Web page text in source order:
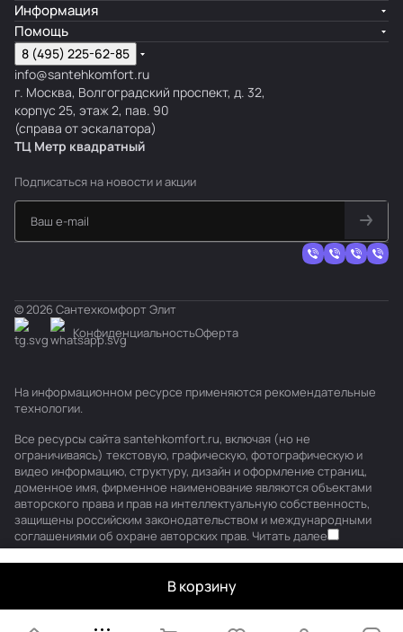
В корзину
Информация
Помощь
8 (495) 225-62-85
info@santehkomfort.ru
г. Москва, Волгоградский проспект, д. 32,
корпус 25, этаж 2, пав. 90
(справа от эскалатора)
ТЦ Метр квадратный
Подписаться на новости и акции
© 2026 Сантехкомфорт Элит
КонфиденциальностьОферта
На информационном ресурсе применяются рекомендательные
технологии.
Все ресурсы сайта santehkomfort.ru, включая (но не
ограничиваясь) текстовую, графическую, фотографическую и
видео информацию, структуру, дизайн и оформление страниц,
доменное имя, фирменное наименование являются объектами
авторского права и прав на интеллектуальную собственность,
защищены российским законодательством и международными
соглашениями об охране авторских прав. Читать далее